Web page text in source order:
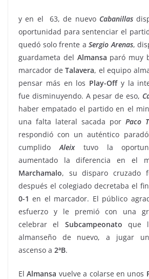
y en el 63, de nuevo Cabanillas
oportunidad para sentenciar el
quedó solo frente aSergio Arenas,
guardameta del Almansa paró muy
marcador deTalavera, el equipo
pensar más en los Play-Offy la
fue disminuyendo. A pesar de eso,
haber empatado el partido en el
una falta lateral sacada por Paco
respondió con un auténtico
cumplidoAleixtuvo la
aumentado la diferencia en el
Marchamalo, su disparo cruzado
después el colegiado decretaba el
0-1 en el marcador. El público
esfuerzo y le premió con una
celebrar el Subcampeonato que
almanseño de nuevo, a jugar
ascenso a 2ªB.
ElAlmansa vuelve a colarse en unos